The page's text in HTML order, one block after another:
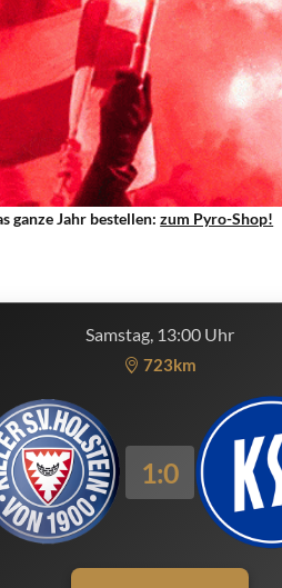
ganze Jahr bestellen:zum Pyro-Shop!
Samstag, 13:00 Uhr
723km
1:0